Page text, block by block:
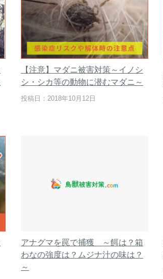
【注意】マダニ被害対策～イノシ
シ・シカ等の動物に潜むマダニ～
投稿日：2018年10月12日
アナグマを罠で捕獲 ～餌は？箱
わなの強度は？ムジナ汁の味は？
～